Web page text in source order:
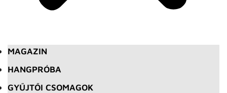
MAGAZIN
HANGPRÓBA
GYŰJTŐI CSOMAGOK